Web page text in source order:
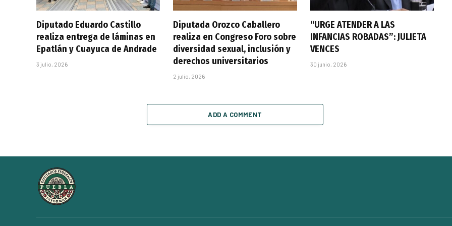
Diputado Eduardo Castillo
realiza entrega de láminas en
Epatlán y Cuayuca de Andrade
3 julio, 2026
Diputada Orozco Caballero
realiza en Congreso Foro sobre
diversidad sexual, inclusión y
derechos universitarios
2 julio, 2026
“URGE ATENDER A LAS
INFANCIAS ROBADAS”: JULIETA
VENCES
30 junio, 2026
ADD A COMMENT